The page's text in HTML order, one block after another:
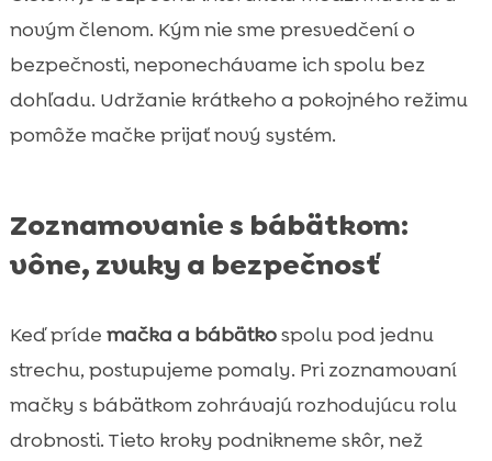
novým členom. Kým nie sme presvedčení o
bezpečnosti, neponechávame ich spolu bez
dohľadu. Udržanie krátkeho a pokojného režimu
pomôže mačke prijať nový systém.
Zoznamovanie s bábätkom:
vône, zvuky a bezpečnosť
Keď príde mačka a bábätkospolu pod jednu
strechu, postupujeme pomaly. Pri zoznamovaní
mačky s bábätkom zohrávajú rozhodujúcu rolu
drobnosti. Tieto kroky podnikneme skôr, než